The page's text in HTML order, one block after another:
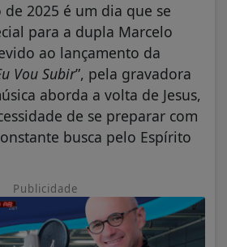
2025 é um dia que se
para a dupla Marcelo
ao lançamento da
Vou Subir”, pela gravadora
aborda a volta de Jesus,
de se preparar com
busca pelo Espírito
Publicidade